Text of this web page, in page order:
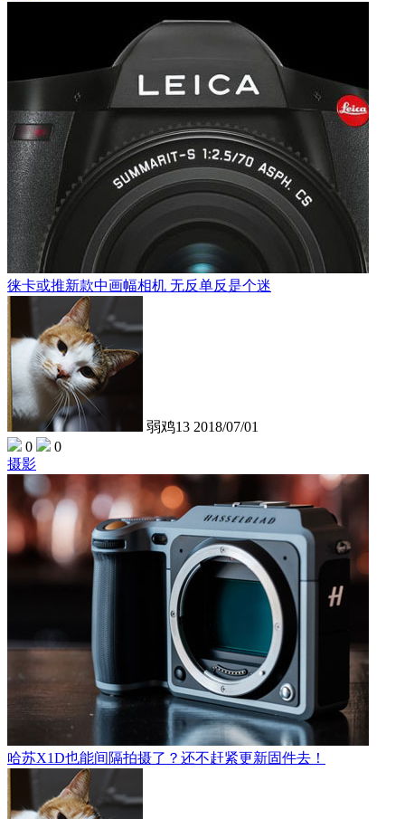
徕卡或推新款中画幅相机 无反单反是个迷
弱鸡13 2018/07/01
0
0
摄影
哈苏X1D也能间隔拍摄了？还不赶紧更新固件去！